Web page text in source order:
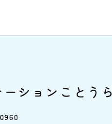
ションことうら